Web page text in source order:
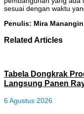
sesuai dengan waktu
Penulis: Mira Manangin
Related Articles
Tabela Dongkrak
Langsung Panen
6 Agustus 2026